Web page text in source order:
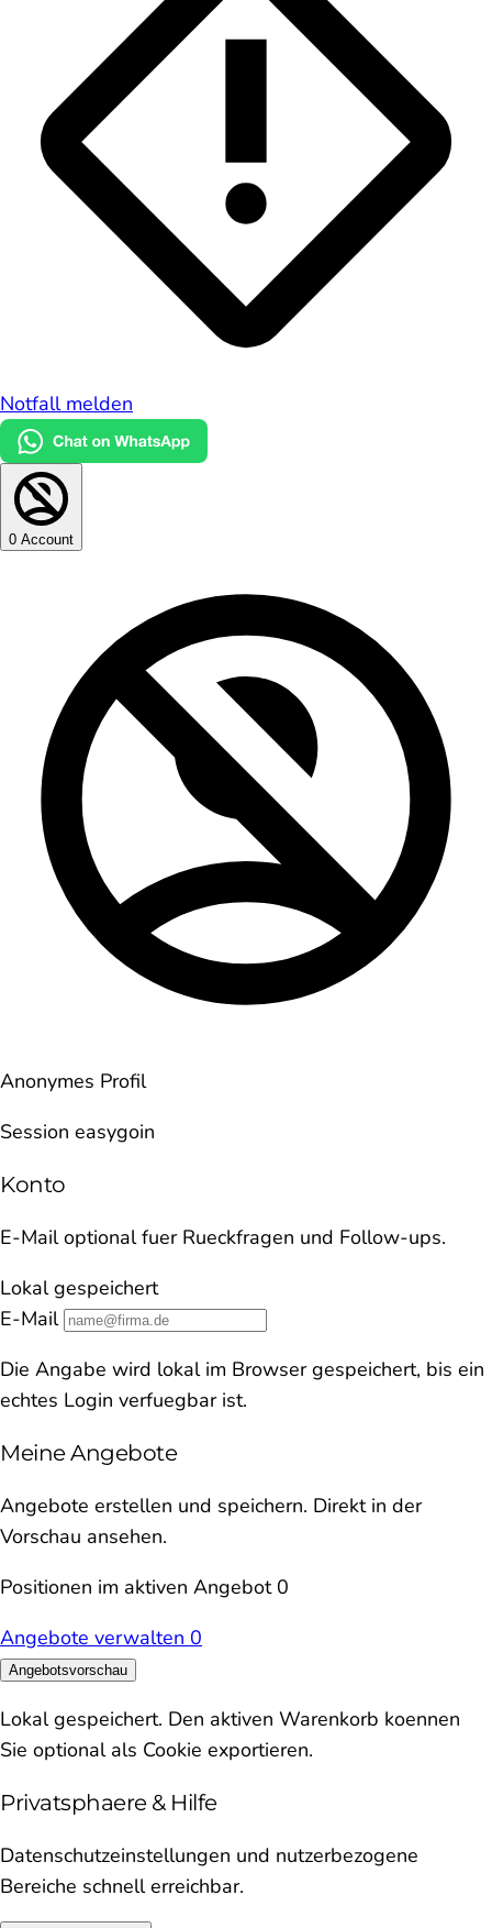
Notfall melden
0 Account
Anonymes Profil
Session easygoin
Konto
E-Mail optional fuer Rueckfragen und Follow-ups.
Lokal gespeichert
E-Mail
Die Angabe wird lokal im Browser gespeichert, bis ein
echtes Login verfuegbar ist.
Meine Angebote
Angebote erstellen und speichern. Direkt in der
Vorschau ansehen.
Positionen im aktiven Angebot 0
Angebote verwalten 0
Angebotsvorschau
Lokal gespeichert. Den aktiven Warenkorb koennen
Sie optional als Cookie exportieren.
Privatsphaere & Hilfe
Datenschutzeinstellungen und nutzerbezogene
Bereiche schnell erreichbar.